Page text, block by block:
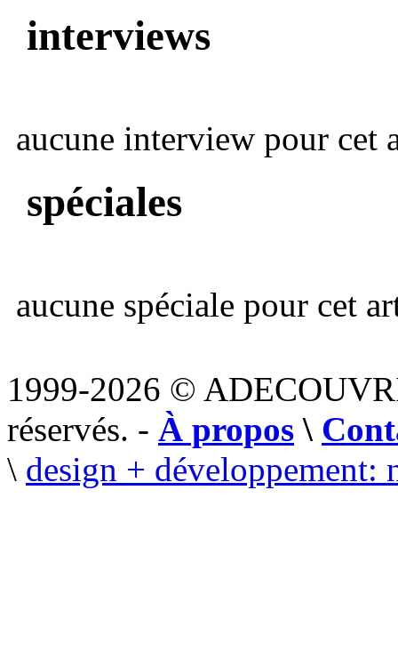
interviews
aucune interview pour cet
spéciales
aucune spéciale pour cet
1999-2026 ©
réservés. - À propos \
\ design + développement: